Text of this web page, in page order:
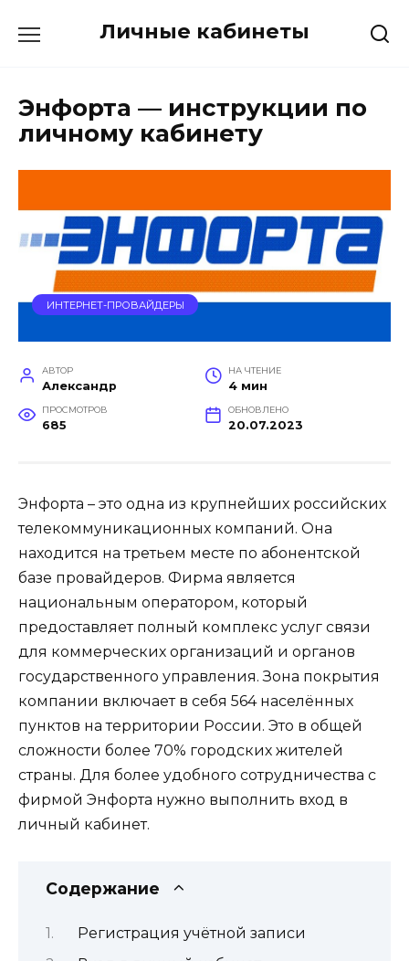
Личные кабинеты
Энфорта — инструкции по
личному кабинету
ИНТЕРНЕТ-ПРОВАЙДЕРЫ
АВТОР
Александр
НА ЧТЕНИЕ
4 мин
ПРОСМОТРОВ
685
ОБНОВЛЕНО
20.07.2023
Энфорта – это одна из крупнейших российских
телекоммуникационных компаний. Она
находится на третьем месте по абонентской
базе провайдеров. Фирма является
национальным оператором, который
предоставляет полный комплекс услуг связи
для коммерческих организаций и органов
государственного управления. Зона покрытия
компании включает в себя 564 населённых
пунктов на территории России. Это в общей
сложности более 70% городских жителей
страны. Для более удобного сотрудничества с
фирмой Энфорта нужно выполнить вход в
личный кабинет.
Содержание
Регистрация учётной записи